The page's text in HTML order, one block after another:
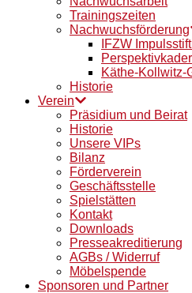
Trainingszeiten
Nachwuchsförderung
IFZW
Perspektivkader
Käthe-Kollwitz-
Historie
Verein
Präsidium und Beirat
Historie
Unsere VIPs
Bilanz
Förderverein
Geschäftsstelle
Spielstätten
Kontakt
Downloads
Presseakreditierung
AGBs / Widerruf
Möbelspende
Sponsoren und Partner